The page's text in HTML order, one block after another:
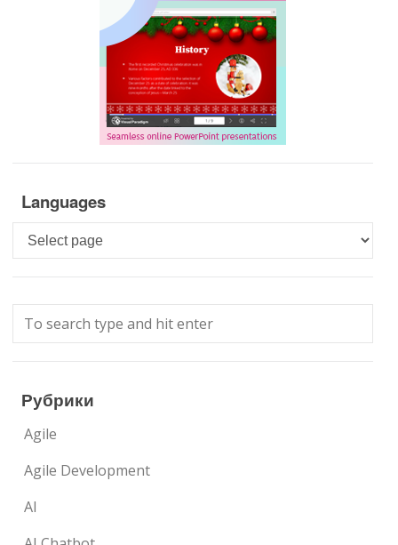
Languages
Languages
Рубрики
Agile
Agile Development
AI